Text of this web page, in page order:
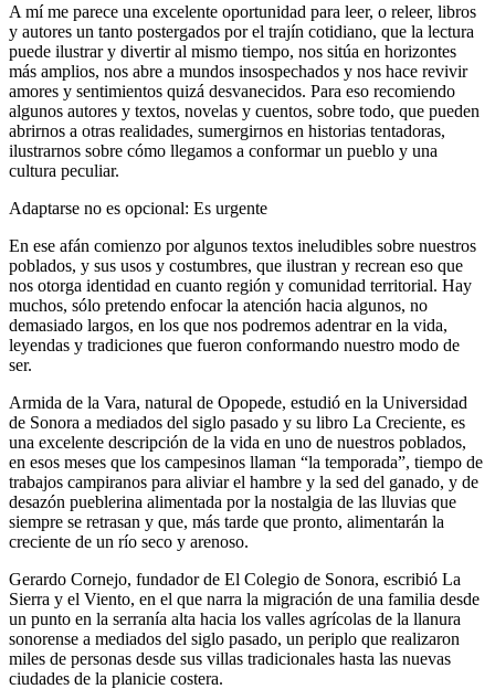
A mí me parece una excelente oportunidad para leer, o releer, libros
y autores un tanto postergados por el trajín cotidiano, que la lectura
puede ilustrar y divertir al mismo tiempo, nos sitúa en horizontes
más amplios, nos abre a mundos insospechados y nos hace revivir
amores y sentimientos quizá desvanecidos. Para eso recomiendo
algunos autores y textos, novelas y cuentos, sobre todo, que pueden
abrirnos a otras realidades, sumergirnos en historias tentadoras,
ilustrarnos sobre cómo llegamos a conformar un pueblo y una
cultura peculiar.
Adaptarse no es opcional: Es urgente
En ese afán comienzo por algunos textos ineludibles sobre nuestros
poblados, y sus usos y costumbres, que ilustran y recrean eso que
nos otorga identidad en cuanto región y comunidad territorial. Hay
muchos, sólo pretendo enfocar la atención hacia algunos, no
demasiado largos, en los que nos podremos adentrar en la vida,
leyendas y tradiciones que fueron conformando nuestro modo de
ser.
Armida de la Vara, natural de Opopede, estudió en la Universidad
de Sonora a mediados del siglo pasado y su libro La Creciente, es
una excelente descripción de la vida en uno de nuestros poblados,
en esos meses que los campesinos llaman “la temporada”, tiempo de
trabajos campiranos para aliviar el hambre y la sed del ganado, y de
desazón pueblerina alimentada por la nostalgia de las lluvias que
siempre se retrasan y que, más tarde que pronto, alimentarán la
creciente de un río seco y arenoso.
Gerardo Cornejo, fundador de El Colegio de Sonora, escribió La
Sierra y el Viento, en el que narra la migración de una familia desde
un punto en la serranía alta hacia los valles agrícolas de la llanura
sonorense a mediados del siglo pasado, un periplo que realizaron
miles de personas desde sus villas tradicionales hasta las nuevas
ciudades de la planicie costera.